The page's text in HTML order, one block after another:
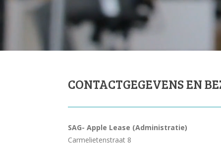
CONTACTGEGEVENS EN
SAG- Apple Lease (Administratie)
Carmelietenstraat 8